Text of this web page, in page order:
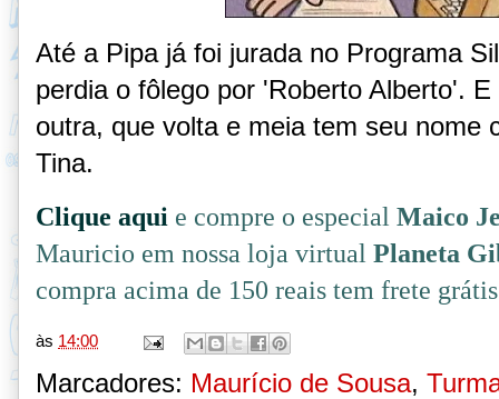
Até a Pipa já foi jurada no Programa
perdia o fôlego por 'Roberto Alberto'.
outra, que volta e meia tem seu nome
Tina.
Clique aqui e compre o especial Maico
Mauricio em nossa loja virtual Planeta
compra acima de 150 reais tem frete
às 14:00
Marcadores: Maurício de Sousa,